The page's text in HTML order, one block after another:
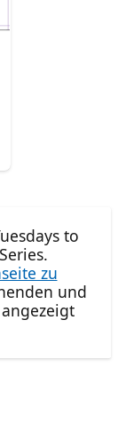
to
zu
und